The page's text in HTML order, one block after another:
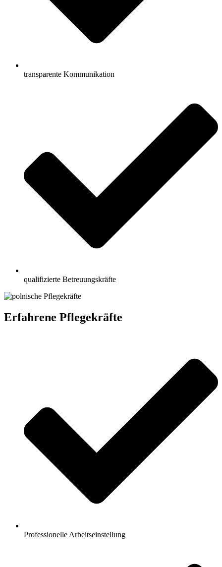
transparente Kommunikation
qualifizierte Betreuungskräfte
Erfahrene Pflegekräfte
Professionelle Arbeitseinstellung